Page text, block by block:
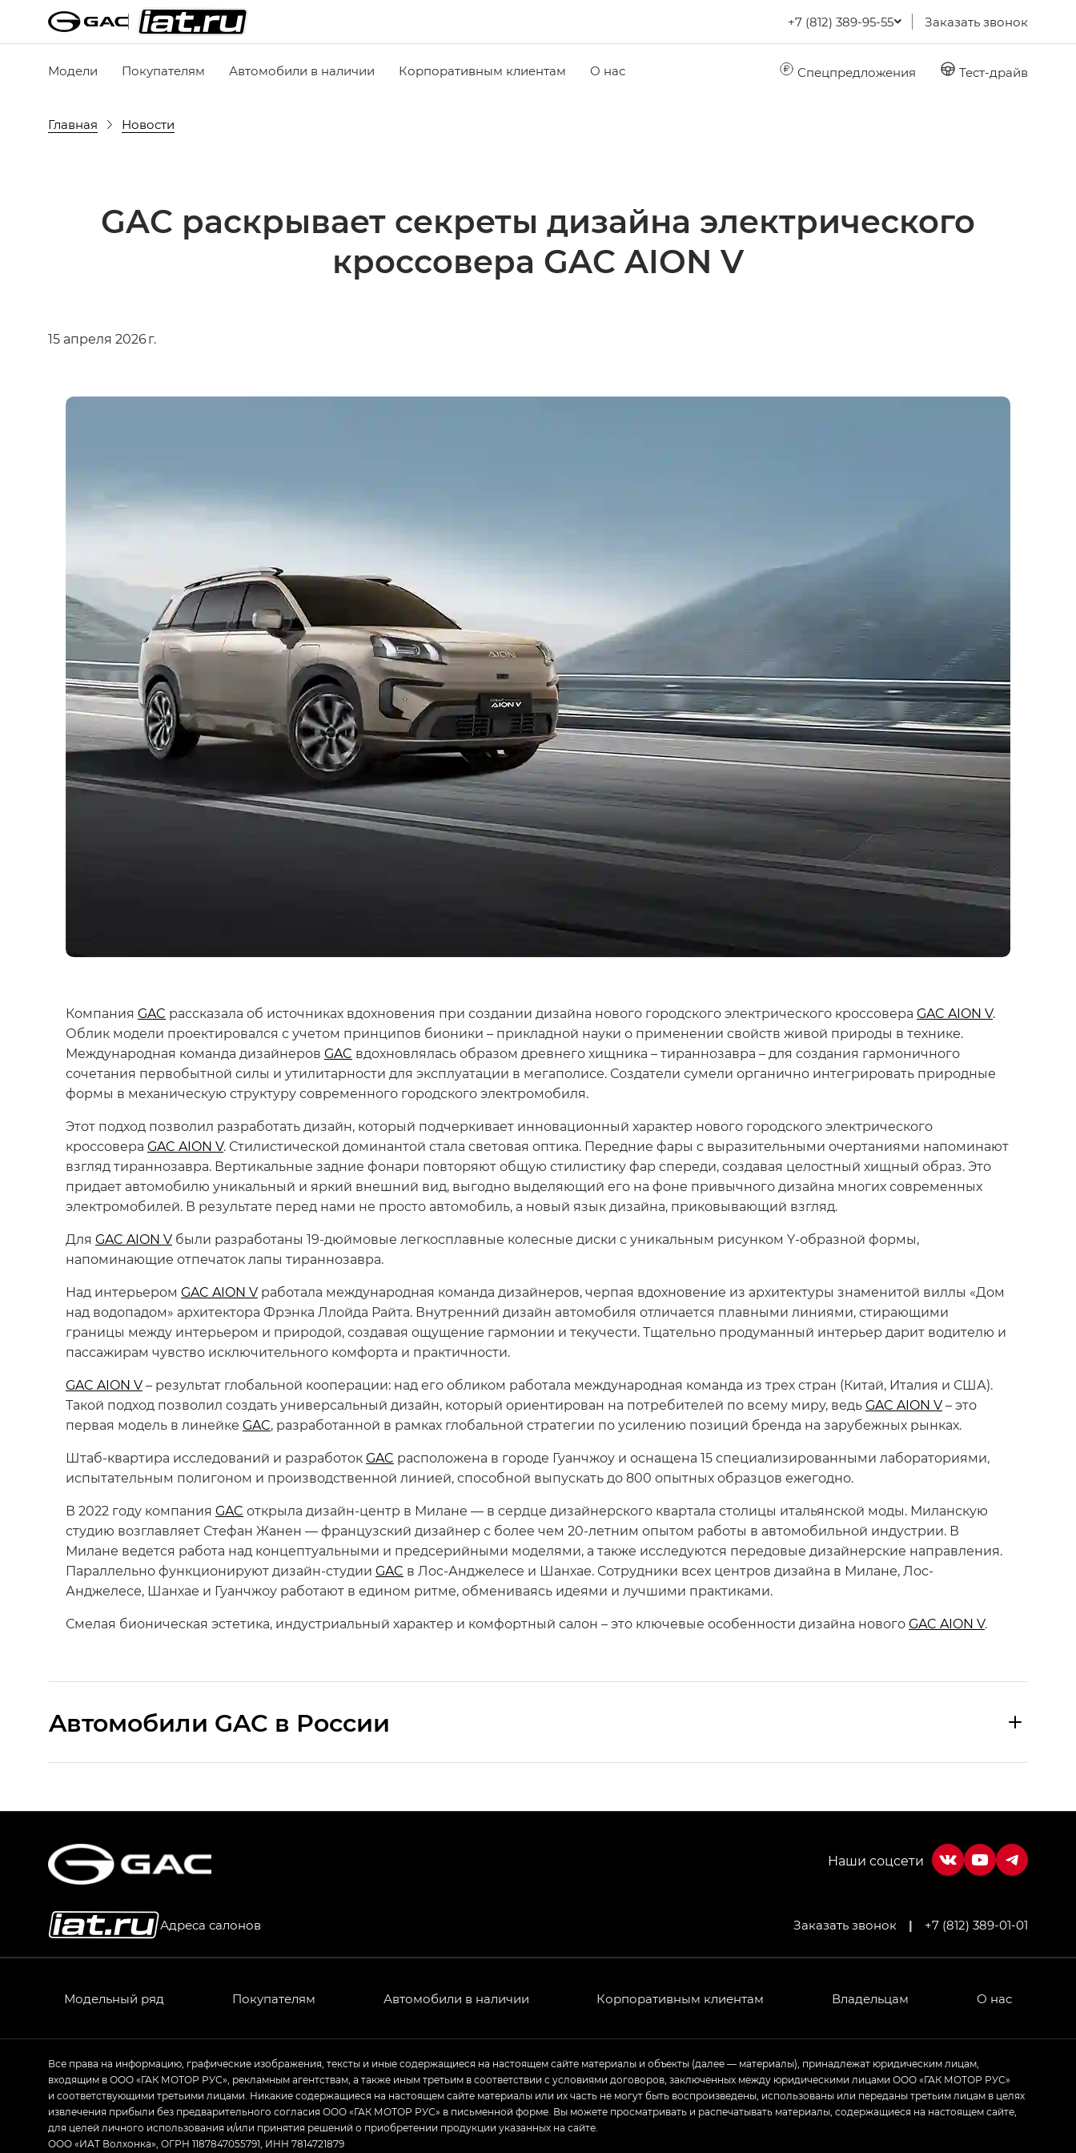
+7 (812) 389-95-55 Заказать звонок
Модели Покупателям Автомобили в наличии Корпоративным клиентам О нас Спецпредложения Тест-драйв
Главная Новости
GAC раскрывает секреты дизайна электрического
кроссовера GAC AION V
15 апреля 2026 г.
Компания GAC рассказала об источниках вдохновения при создании дизайна нового городского электрического кроссовера GAC AION V.
Облик модели проектировался с учетом принципов бионики – прикладной науки о применении свойств живой природы в технике.
Международная команда дизайнеров GAC вдохновлялась образом древнего хищника – тираннозавра – для создания гармоничного
сочетания первобытной силы и утилитарности для эксплуатации в мегаполисе. Создатели сумели органично интегрировать природные
формы в механическую структуру современного городского электромобиля.
Этот подход позволил разработать дизайн, который подчеркивает инновационный характер нового городского электрического
кроссовера GAC AION V. Стилистической доминантой стала световая оптика. Передние фары с выразительными очертаниями напоминают
взгляд тираннозавра. Вертикальные задние фонари повторяют общую стилистику фар спереди, создавая целостный хищный образ. Это
придает автомобилю уникальный и яркий внешний вид, выгодно выделяющий его на фоне привычного дизайна многих современных
электромобилей. В результате перед нами не просто автомобиль, а новый язык дизайна, приковывающий взгляд.
Для GAC AION V были разработаны 19-дюймовые легкосплавные колесные диски с уникальным рисунком Y-образной формы,
напоминающие отпечаток лапы тираннозавра.
Над интерьером GAC AION V работала международная команда дизайнеров, черпая вдохновение из архитектуры знаменитой виллы «Дом
над водопадом» архитектора Фрэнка Ллойда Райта. Внутренний дизайн автомобиля отличается плавными линиями, стирающими
границы между интерьером и природой, создавая ощущение гармонии и текучести. Тщательно продуманный интерьер дарит водителю и
пассажирам чувство исключительного комфорта и практичности.
GAC AION V– результат глобальной кооперации: над его обликом работала международная команда из трех стран (Китай, Италия и США).
Такой подход позволил создать универсальный дизайн, который ориентирован на потребителей по всему миру, ведьGAC AION V– это
первая модель в линейке GAC, разработанной в рамках глобальной стратегии по усилению позиций бренда на зарубежных рынках.
Штаб-квартира исследований и разработокGAC расположена в городе Гуанчжоу и оснащена 15 специализированными лабораториями,
испытательным полигоном и производственной линией, способной выпускать до 800 опытных образцов ежегодно.
В 2022 году компания GAC открыла дизайн-центр в Милане — в сердце дизайнерского квартала столицы итальянской моды. Миланскую
студию возглавляет Стефан Жанен — французский дизайнер с более чем 20-летним опытом работы в автомобильной индустрии. В
Милане ведется работа над концептуальными и предсерийными моделями, а также исследуются передовые дизайнерские направления.
Параллельно функционируют дизайн-студии GAC в Лос-Анджелесе и Шанхае. Сотрудники всех центров дизайна в Милане, Лос-
Анджелесе, Шанхае и Гуанчжоу работают в едином ритме, обмениваясь идеями и лучшими практиками.
Смелая бионическая эстетика, индустриальный характер и комфортный салон – это ключевые особенности дизайна новогоGAC AION V.
Aвтомобили GAC в России
HYPTEC HT — Хайптек Эйч Ти (HYPTEC HT) в комплектации Экс ПРЕМИУМ — EX PREMIUM
GS8 — Джи Эс 8 (GS8) в комплектациях Джи Эс 8 ТРЭВЕЛЛЕР — GS8 TRAVELLER, Джи Икс ПРЕМИУМ — GX PREMIUM, Джи Эти — GT, Джи Эль —
GL
GS4 — Джи Эс 4 (GS4) в комплектациях Джи Би Передний привод — GB 2WD, Джи Би Полный привод — GB AWD, Джи Эль Полный привод —
Empow — Эмпау (Empow) в комплектации Джи Эс — GS, Джи Эль с элементы экстерьера в спортивном стиле — GL (S-Style)
Адреса салонов Заказать звонок | +7 (812) 389-01-01
Модельный ряд Покупателям Автомобили в наличии Корпоративным клиентам Владельцам О нас
Все права на информацию, графические изображения, тексты и иные содержащиеся на настоящем сайте материалы и объекты (далее — материалы), принадлежат юридическим лицам,
входящим в ООО «ГАК МОТОР РУС», рекламным агентствам, а также иным третьим в соответствии с условиями договоров, заключенных между юридическими лицами ООО «ГАК МОТОР РУС»
и соответствующими третьими лицами. Никакие содержащиеся на настоящем сайте материалы или их часть не могут быть воспроизведены, использованы или переданы третьим лицам в целях
извлечения прибыли без предварительного согласия ООО «ГАК МОТОР РУС» в письменной форме. Вы можете просматривать и распечатывать материалы, содержащиеся на настоящем сайте,
для целей личного использования и/или принятия решений о приобретении продукции указанных на сайте.
ООО «ИАТ Волхонка», ОГРН 1187847055791, ИНН 7814721879